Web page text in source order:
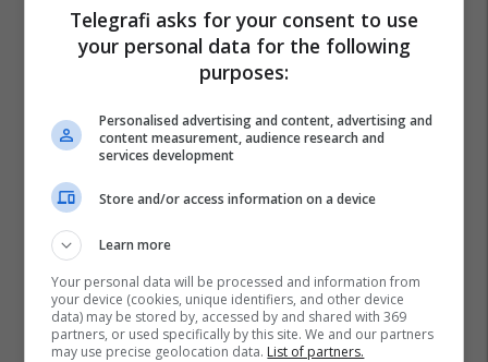
Telegrafi asks for your consent to use
your personal data for the following
purposes:
Personalised advertising and content, advertising and
content measurement, audience research and
services development
Store and/or access information on a device
Learn more
Your personal data will be processed and information from
your device (cookies, unique identifiers, and other device
data) may be stored by, accessed by and shared with 369
partners, or used specifically by this site. We and our partners
may use precise geolocation data. List of partners.